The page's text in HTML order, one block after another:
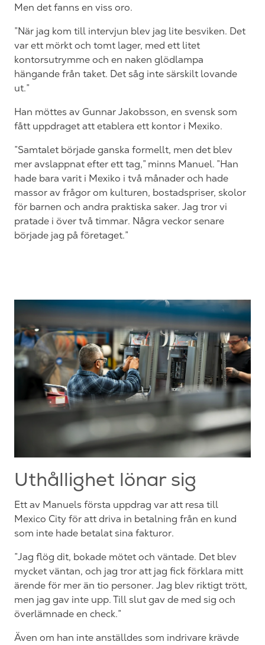
Men det fanns en viss oro.
”När jag kom till intervjun blev jag lite besviken. Det
var ett mörkt och tomt lager, med ett litet
kontorsutrymme och en naken glödlampa
hängande från taket. Det såg inte särskilt lovande
ut.”
Han möttes av Gunnar Jakobsson, en svensk som
fått uppdraget att etablera ett kontor i Mexiko.
”Samtalet började ganska formellt, men det blev
mer avslappnat efter ett tag,” minns Manuel. ”Han
hade bara varit i Mexiko i två månader och hade
massor av frågor om kulturen, bostadspriser, skolor
för barnen och andra praktiska saker. Jag tror vi
pratade i över två timmar. Några veckor senare
började jag på företaget.”
Uthållighet lönar sig
Ett av Manuels första uppdrag var att resa till
Mexico City för att driva in betalning från en kund
som inte hade betalat sina fakturor.
”Jag flög dit, bokade mötet och väntade. Det blev
mycket väntan, och jag tror att jag fick förklara mitt
ärende för mer än tio personer. Jag blev riktigt trött,
men jag gav inte upp. Till slut gav de med sig och
överlämnade en check.”
Även om han inte anställdes som indrivare krävde